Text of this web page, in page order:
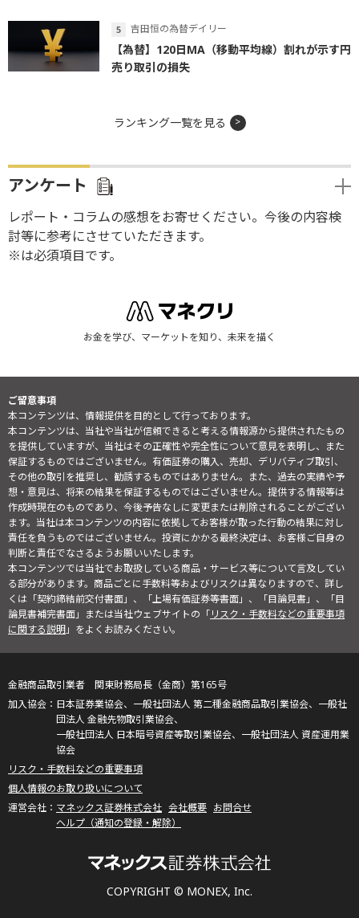
吉田恒の為替デイリー
【為替】120日MA（移動平均線）割れが示す円
売り取引の損失
ランキング一覧を見る
アンケート
レポート・コラムの感想をお寄せください。今後の内容検
討等に参考にさせていただきます。
※は必須項目です。
お金を学び、マーケットを知り、未来を描く
ご留意事項
本コンテンツは、情報提供を目的として行っております。
本コンテンツは、当社や当社が信頼できると考える情報源から提供されたもの
を提供していますが、当社はその正確性や完全性について意見を表明し、また
保証するものではございません。有価証券の購入、売却、デリバティブ取引、
その他の取引を推奨し、勧誘するものではありません。また、過去の実績や予
想・意見は、将来の結果を保証するものではございません。提供する情報等は
作成時現在のものであり、今後予告なしに変更または削除されることがござい
ます。当社は本コンテンツの内容に依拠してお客様が取った行動の結果に対し
責任を負うものではございません。投資にかかる最終決定は、お客様ご自身の
判断と責任でなさるようお願いいたします。
本コンテンツでは当社でお取扱している商品・サービス等について言及してい
る部分があります。商品ごとに手数料等およびリスクは異なりますので、詳し
くは「契約締結前交付書面」、「上場有価証券等書面」、「目論見書」、「目
論見書補完書面」または当社ウェブサイトの「リスク・手数料などの重要事項
に関する説明」をよくお読みください。
COPYRIGHT © MONEX, Inc.
金融商品取引業者 関東財務局長（金商）第165号
日本証券業協会、一般社団法人 第二種金融商品取引業協会、一般社
団法人 金融先物取引業協会、
一般社団法人 日本暗号資産等取引業協会、一般社団法人 資産運用業
協会
リスク・手数料などの重要事項
個人情報のお取り扱いについて
マネックス証券株式会社 会社概要 お問合せ
ヘルプ（通知の登録・解除）